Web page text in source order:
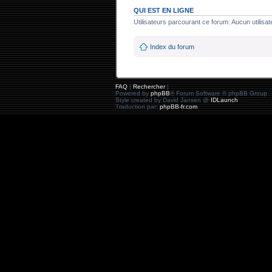
QUI EST EN LIGNE
Utilisateurs parcourant ce forum: Aucun
Index du forum
FAQ|Rechercher|
Powered byphpBB® Forum Software © phpBB Group
Style created by David Jansen @IDLaunch
Traduction par:phpBB-fr.com